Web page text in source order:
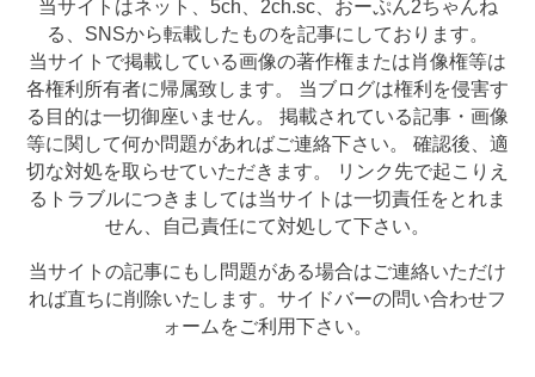
当サイトはネット、5ch、2ch.sc、おーぷん2ちゃんね
る、SNSから転載したものを記事にしております。
当サイトで掲載している画像の著作権または肖像権等は
各権利所有者に帰属致します。 当ブログは権利を侵害す
る目的は一切御座いません。 掲載されている記事・画像
等に関して何か問題があればご連絡下さい。 確認後、適
切な対処を取らせていただきます。 リンク先で起こりえ
るトラブルにつきましては当サイトは一切責任をとれま
せん、自己責任にて対処して下さい。
当サイトの記事にもし問題がある場合はご連絡いただけ
れば直ちに削除いたします。サイドバーの問い合わせフ
ォームをご利用下さい。